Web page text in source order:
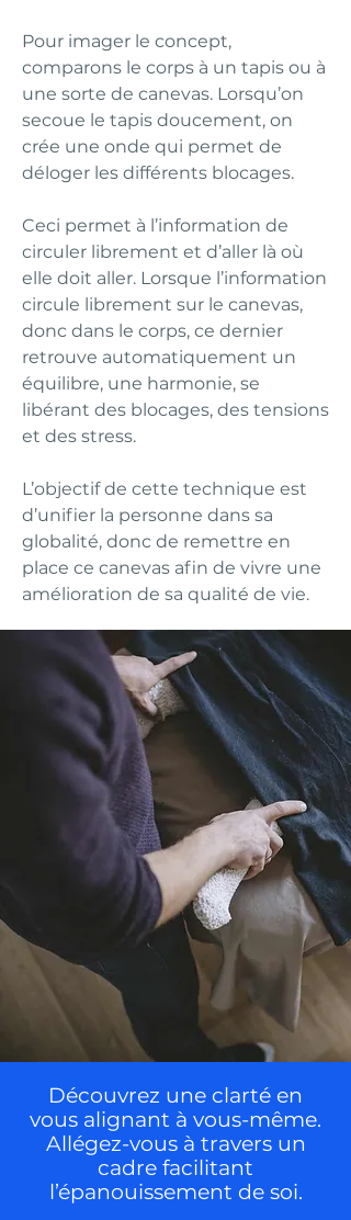
Pour imager le concept,
comparons le corps à un tapis ou à
une sorte de canevas. Lorsqu’on
secoue le tapis doucement, on
crée une onde qui permet de
déloger les différents blocages.
Ceci permet à l’information de
circuler librement et d’aller là où
elle doit aller. Lorsque l’information
circule librement sur le canevas,
donc dans le corps, ce dernier
retrouve automatiquement un
équilibre, une harmonie, se
libérant des blocages, des tensions
et des stress.
L’objectif de cette technique est
d’unifier la personne dans sa
globalité, donc de remettre en
place ce canevas afin de vivre une
amélioration de sa qualité de vie.
Découvrez une clarté en
vous alignant à vous-même.
Allégez-vous à travers un
cadre facilitant
l’épanouissement de soi.